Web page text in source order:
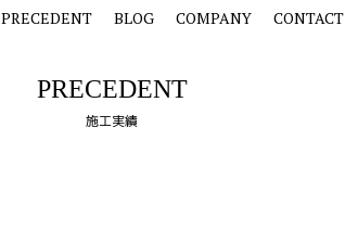
PRECEDENT BLOG COMPANY CONTACT
PRECEDENT
施工実績